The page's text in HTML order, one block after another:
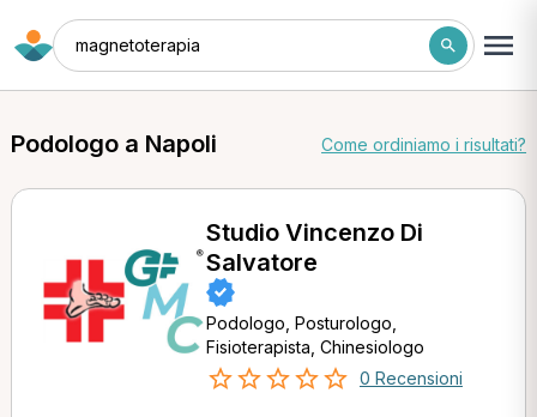
magnetoterapia
Podologo a Napoli Come ordiniamo i risultati?
Studio Vincenzo Di
Salvatore
Podologo, Posturologo,
Fisioterapista, Chinesiologo
0 Recensioni